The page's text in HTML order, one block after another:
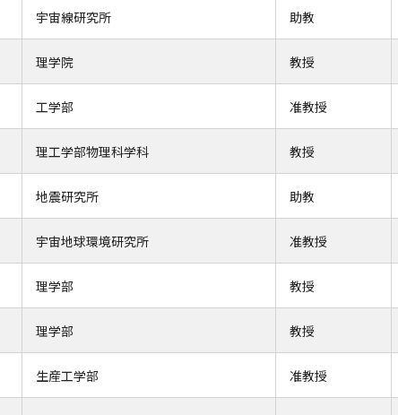
宇宙線研究所 助教
理学院 教授
工学部 准教授
理工学部物理科学科 教授
地震研究所 助教
宇宙地球環境研究所 准教授
理学部 教授
理学部 教授
生産工学部 准教授